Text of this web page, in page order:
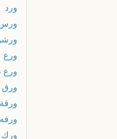
ورد
ورع
ورع
ورق
ورقة
ورك